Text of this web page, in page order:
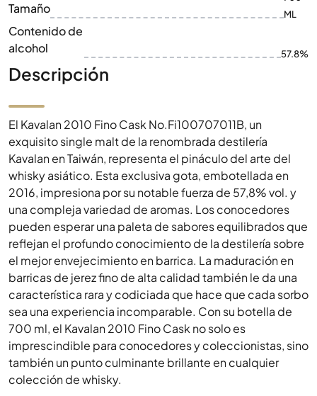
Tamaño
ML
Contenido de
alcohol
57.8%
Descripción
El Kavalan 2010 Fino Cask No.Fi100707011B, un
exquisito single malt de la renombrada destilería
Kavalan en Taiwán, representa el pináculo del arte del
whisky asiático. Esta exclusiva gota, embotellada en
2016, impresiona por su notable fuerza de 57,8% vol. y
una compleja variedad de aromas. Los conocedores
pueden esperar una paleta de sabores equilibrados que
reflejan el profundo conocimiento de la destilería sobre
el mejor envejecimiento en barrica. La maduración en
barricas de jerez fino de alta calidad también le da una
característica rara y codiciada que hace que cada sorbo
sea una experiencia incomparable. Con su botella de
700 ml, el Kavalan 2010 Fino Cask no solo es
imprescindible para conocedores y coleccionistas, sino
también un punto culminante brillante en cualquier
colección de whisky.